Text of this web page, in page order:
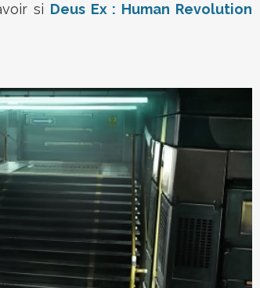
si Deus Ex : Human Revolution